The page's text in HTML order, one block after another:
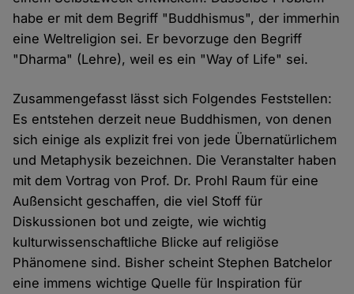
habe er mit dem Begriff "Buddhismus", der immerhin
eine Weltreligion sei. Er bevorzuge den Begriff
"Dharma" (Lehre), weil es ein "Way of Life" sei.
Zusammengefasst lässt sich Folgendes Feststellen:
Es entstehen derzeit neue Buddhismen, von denen
sich einige als explizit frei von jede Übernatürlichem
und Metaphysik bezeichnen. Die Veranstalter haben
mit dem Vortrag von Prof. Dr. Prohl Raum für eine
Außensicht geschaffen, die viel Stoff für
Diskussionen bot und zeigte, wie wichtig
kulturwissenschaftliche Blicke auf religiöse
Phänomene sind. Bisher scheint Stephen Batchelor
eine immens wichtige Quelle für Inspiration für